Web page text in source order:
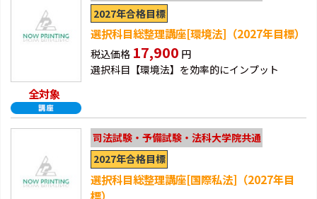
全対象
2027年合格目標
選択科目総整理講座[環境法]（2027年目標）
税込価格 17,900 円
選択科目【環境法】を効率的にインプット
司法試験・予備試験・法科大学院共通
2027年合格目標
選択科目総整理講座[国際私法]（2027年目
標）